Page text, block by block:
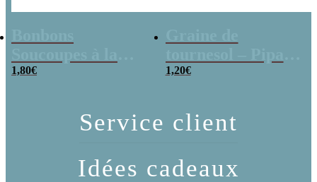
poudre (x20)
1,80€
x 3
1,20€
Service client
Idées cadeaux